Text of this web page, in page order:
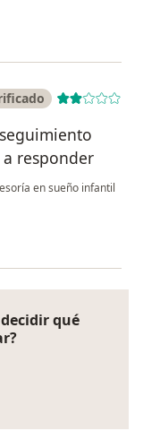
responder
en sueño infantil
qué